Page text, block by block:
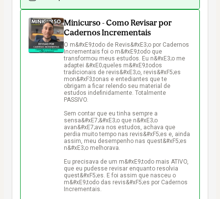
Minicurso - Como Revisar por
Cadernos Incrementais
O m&#xE9;todo de Revis&#xE3;o por Cadernos
Incrementais foi o m&#xE9;todo que
transformou meus estudos. Eu n&#xE3;o me
adaptei &#xE0;queles m&#xE9;todos
tradicionais de revis&#xE3;o, revis&#xF5;es
mon&#xF3;tonas e entediantes que te
obrigam a ficar relendo seu material de
estudos indefinidamente. Totalmente
PASSIVO.
Sem contar que eu tinha sempre a
sensa&#xE7;&#xE3;o que n&#xE3;o
avan&#xE7;ava nos estudos, achava que
perdia muito tempo nas revis&#xF5;es e, ainda
assim, meu desempenho nas quest&#xF5;es
n&#xE3;o melhorava.
Eu precisava de um m&#xE9;todo mais ATIVO,
que eu pudesse revisar enquanto resolvia
quest&#xF5;es. E foi assim que nasceu o
m&#xE9;todo das revis&#xF5;es por Cadernos
Incrementais.